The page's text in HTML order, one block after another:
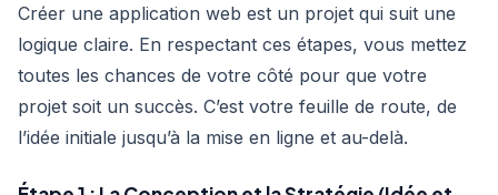
Créer une application web est un projet qui suit une
logique claire. En respectant ces étapes, vous mettez
toutes les chances de votre côté pour que votre
projet soit un succès. C’est votre feuille de route, de
l’idée initiale jusqu’à la mise en ligne et au-delà.